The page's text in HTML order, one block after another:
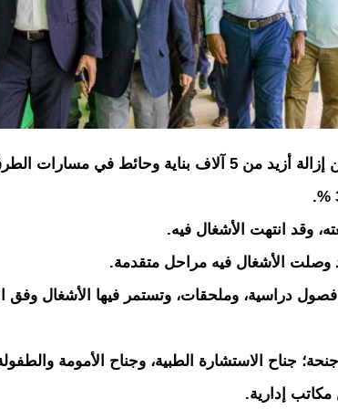
مساحة جغرافية، تقدر بـ 12 ألف هكتار، ويتضمن إزالة أزيد من 5 آلاف بناية وحائط في مسارات
وقد انتهت الأشغال فيه.
كيفه رقم 2، وتتكون الأشغال فيها من 8 فصول دراسية، وملحقات، وتستمر فيها الأشغال
جناح الاستشارة الطبية، وجناح الأمومة
إدارية.